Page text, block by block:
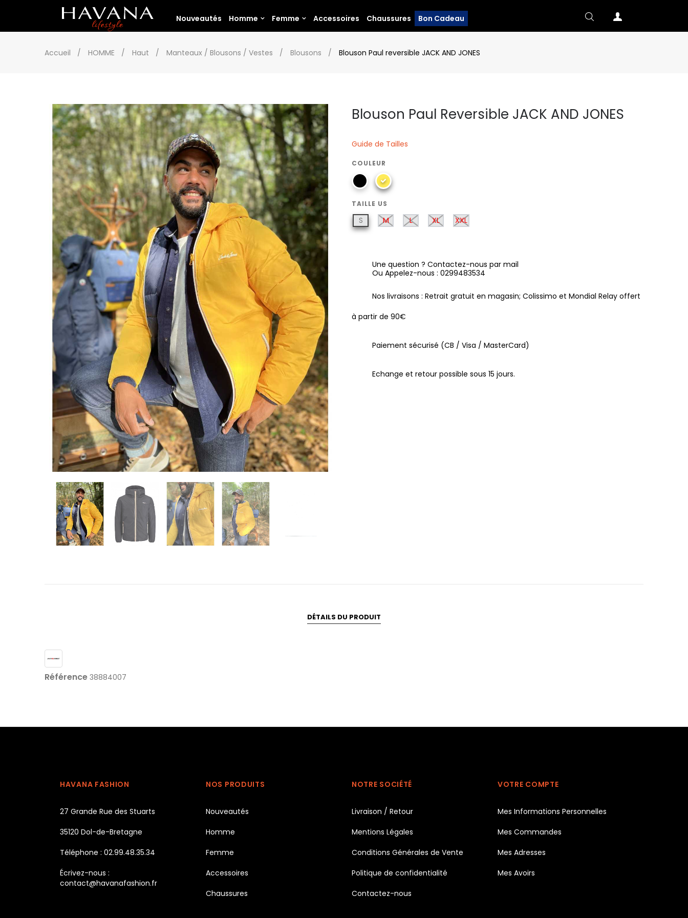
Nouveautés Homme Femme Accessoires Chaussures Bon Cadeau
Accueil HOMME Haut Manteaux / Blousons / Vestes Blousons Blouson Paul reversible JACK AND JONES
Blouson Paul Reversible JACK AND JONES
Guide de Tailles
COULEUR
TAILLE US
S M L XL XXL
Une question ? Contactez-nous par mail
Ou Appelez-nous : 0299483534
Nos livraisons : Retrait gratuit en magasin; Colissimo et Mondial Relay offert
à partir de 90€
Paiement sécurisé (CB / Visa / MasterCard)
Echange et retour possible sous 15 jours.
DÉTAILS DU PRODUIT
Référence 38884007
HAVANA FASHION
27 Grande Rue des Stuarts
35120 Dol-de-Bretagne
Téléphone : 02.99.48.35.34
Écrivez-nous :
contact@havanafashion.fr
NOS PRODUITS
Nouveautés
Homme
Femme
Accessoires
Chaussures
NOTRE SOCIÉTÉ
Livraison / Retour
Mentions Légales
Conditions Générales de Vente
Politique de confidentialité
Contactez-nous
VOTRE COMPTE
Mes Informations Personnelles
Mes Commandes
Mes Adresses
Mes Avoirs